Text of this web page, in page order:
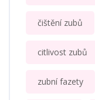
čištění zubů
citlivost zubů
zubní fazety